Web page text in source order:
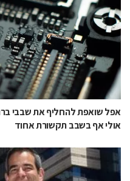
אפל שואפת להחליף את שבבי
אולי אף בשבב תקשורת אחוד